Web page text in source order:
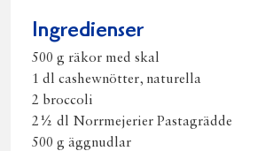
Ingredienser
500 g räkor med skal
1 dl cashewnötter, naturella
2 broccoli
2½ dl Norrmejerier Pastagrädde
500 g äggnudlar